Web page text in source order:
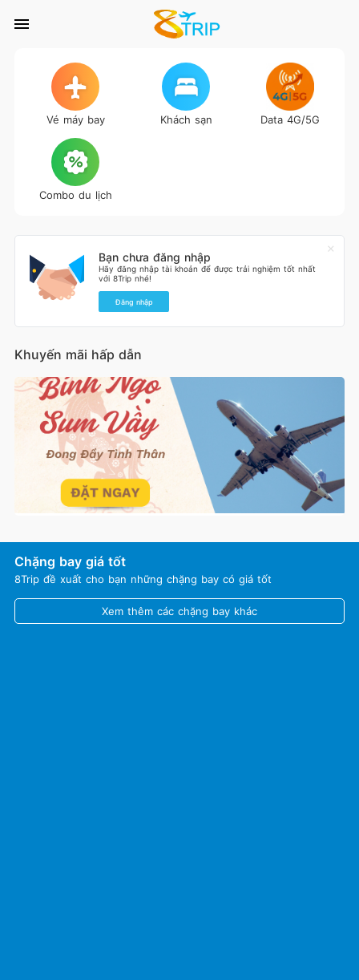
Vé máy bay Khách sạn Data 4G/5G
Combo du lịch
Bạn chưa đăng nhập
Hãy đăng nhập tài khoản để được trải nghiệm tốt nhất
với 8Trip nhé!
Đăng nhập
Khuyến mãi hấp dẫn
Chặng bay giá tốt
8Trip đề xuất cho bạn những chặng bay có giá tốt
Xem thêm các chặng bay khác